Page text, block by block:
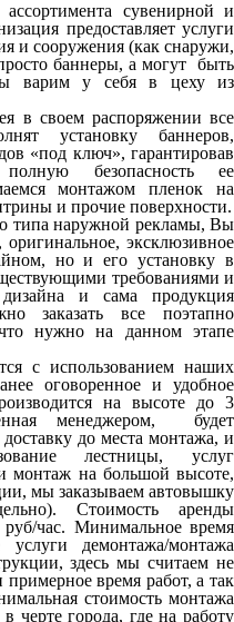
сувенирной и
предоставляет услуги
и сооружения (как снаружи,
баннеры, а могут быть
варим у себя в цеху из
в своем распоряжении все
установку баннеров,
«под ключ», гарантировав
безопасность ее
монтажом пленок на
и прочие поверхности.
типа наружной рекламы, Вы
оригинальное, эксклюзивное
но и его установку в
требованиями и
и сама продукция
заказать все поэтапно
нужно на данном этапе
с использованием наших
оговоренное и удобное
на высоте до 3
менеджером, будет
до места монтажа, и
лестницы, услуг
монтаж на большой высоте,
мы заказываем автовышку
Стоимость аренды
руб/час. Минимальное время
демонтажа/монтажа
здесь мы считаем не
примерное время работ, а так
стоимость монтажа
черте города, где на работу